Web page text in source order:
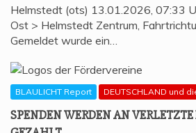
Helmstedt (ots) 13.01.2026, 07:33
Ost > Helmstedt Zentrum,
Gemeldet wurde ein…
BLAULICHT Report DEUTSCHLAND und
SPEN­DEN WER­DEN AN